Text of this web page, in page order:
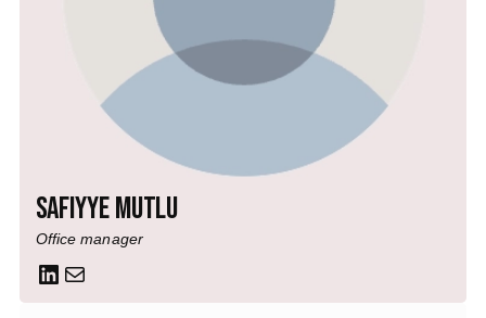
Safiyye Mutlu
Office manager
LinkedIn Mail